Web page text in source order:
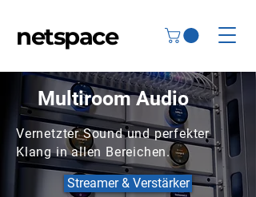
netspace
Multiroom Audio
Vernetzter Sound und perfekter
Klang in allen Bereichen.
Streamer & Verstärker